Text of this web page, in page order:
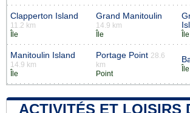
Clapperton Island
11.2 km
Île
Grand Manitoulin
14.9 km
Île
Île
Manitoulin Island
14.9 km
Île
Portage Point 28.6
km
Point
Île
ACTIVITÉS ET LOISIRS